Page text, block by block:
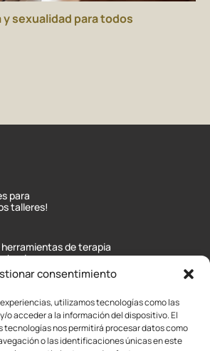
consentimiento
utilizamos tecnologías como las
o acceder a la información del dispositivo. El
nos permitirá procesar datos como
o las identificaciones únicas en este
sexualidad para todos
para
talleres!
de terapia
hacia una mayor
a y tus relaciones.
Contactar